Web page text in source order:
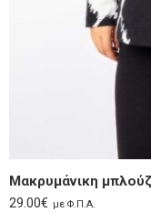
Μακρυμάνικη
29.00€ με Φ.Π.Α.